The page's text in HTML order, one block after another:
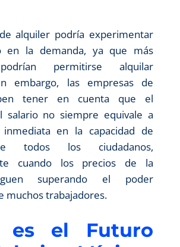
alquiler podría experimentar
en la demanda, ya que más
permitirse alquilar
embargo, las empresas de
tener en cuenta que el
salario no siempre equivale a
en la capacidad de
todos los ciudadanos,
cuando los precios de la
superando el poder
muchos trabajadores.
es el Futuro